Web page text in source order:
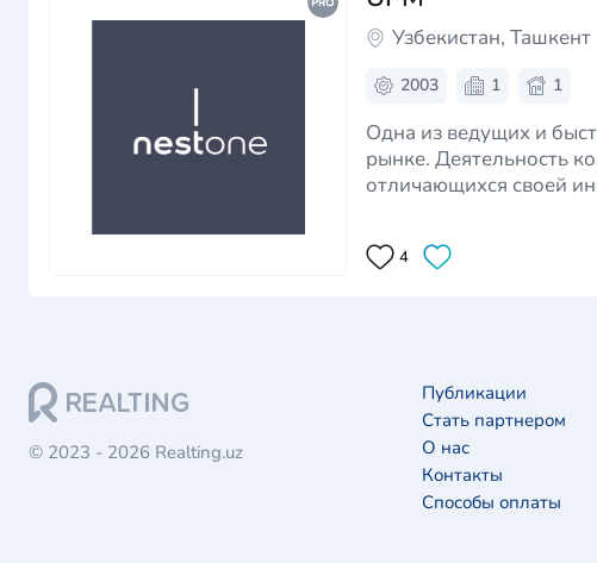
Узбекистан, Ташкент
2003 1 1
Одна из ведущих и
рынке. Деятельность
отличающихся своей
4
© 2023 - 2026 Realting.uz
Публикации
Стать партнером
О нас
Контакты
Способы оплаты